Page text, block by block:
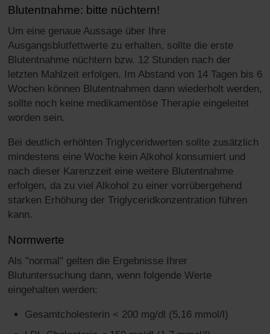
Blutentnahme: bitte nüchtern!
Um eine genaue Aussage über Ihre
Ausgangsblutfettwerte zu erhalten, sollte die erste
Blutentnahme nüchtern bzw. 12 Stunden nach der
letzten Mahlzeit erfolgen. Im Abstand von 14 Tagen bis 6
Wochen können Blutentnahmen dann wiederholt werden,
sollte noch keine medikamentöse Therapie eingeleitet
worden sein.
Bei deutlich erhöhten Triglyceridwerten sollte zusätzlich
mindestens eine Woche kein Alkohol konsumiert und
nach dieser Karenzzeit eine weitere Blutentnahme
erfolgen, da zu viel Alkohol zu einer vorrübergehend
starken Erhöhung der Triglyceridkonzentration führen
kann.
Normwerte
Als "normal" gelten die Ergebnisse Ihrer
Blutuntersuchung dann, wenn folgende Werte
eingehalten werden:
Gesamtcholesterin < 200 mg/dl (5,16 mmol/l)